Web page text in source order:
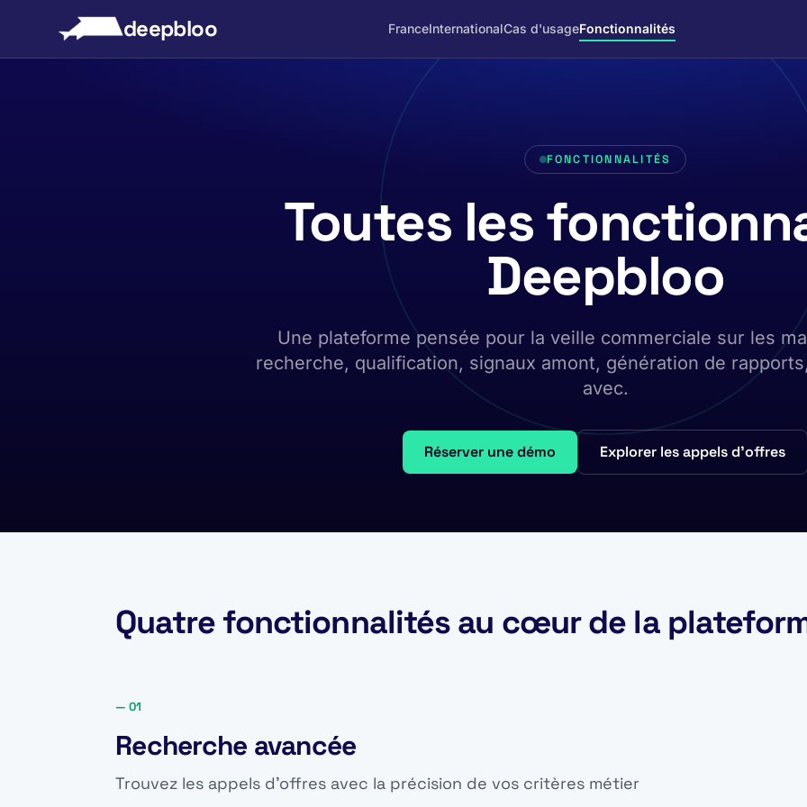
deepbloo FranceInternationalCas d'usageFonctionnalités
FONCTIONNALITÉS
Toutes les
Deepbloo
Une plateforme pensée pour la veille commerciale sur les
recherche, qualification, signaux amont, génération de
avec.
Réserver une démo Explorer les appels d'offres
Quatre fonctionnalités au cœur de la
— 01
Recherche avancée
Trouvez les appels d'offres avec la précision de vos critères métier